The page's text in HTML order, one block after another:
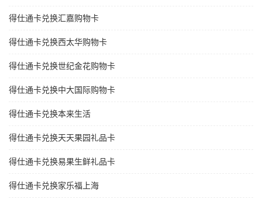
得仕通卡兑换汇嘉购物卡
得仕通卡兑换西太华购物卡
得仕通卡兑换世纪金花购物卡
得仕通卡兑换中大国际购物卡
得仕通卡兑换本来生活
得仕通卡兑换天天果园礼品卡
得仕通卡兑换易果生鲜礼品卡
得仕通卡兑换家乐福上海